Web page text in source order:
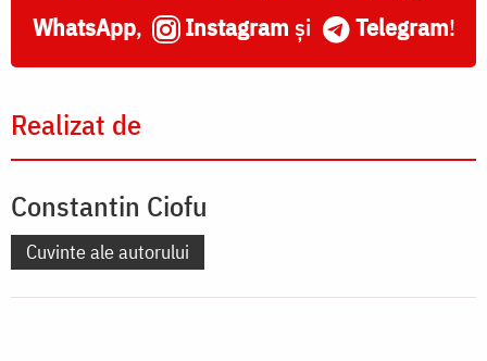
WhatsApp, Instagram și Telegram!
Realizat de
Constantin Ciofu
Cuvinte ale autorului